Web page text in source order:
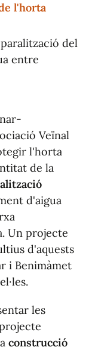
l'horta
del
entre
Veïnal
l'horta
de la
d'aigua
Un projecte
d'aquests
i Benimàmet
les
construcció